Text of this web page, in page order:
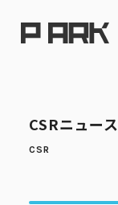
店舗情報
CSRニュース